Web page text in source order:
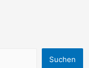
Suchen